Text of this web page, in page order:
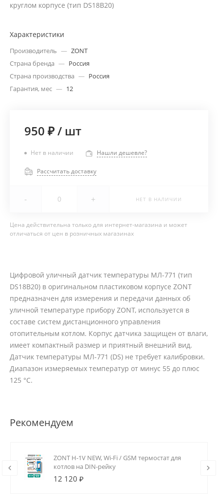
круглом корпусе (тип DS18B20)
Характеристики
Производитель — ZONT
Страна бренда — Россия
Страна производства — Россия
Гарантия, мес — 12
950 ₽/ шт
Нет в наличии Нашли дешевле?
Рассчитать доставку
- + НЕТ В НАЛИЧИИ
Цена действительна только для интернет-магазина и может
отличаться от цен в розничных магазинах
Цифровой уличный датчик температуры МЛ-771 (тип
DS18B20) в оригинальном пластиковом корпусе ZONT
предназначен для измерения и передачи данных об
уличной температуре прибору ZONT, используется в
составе систем дистанционного управления
отопительным котлом. Корпус датчика защищен от влаги,
имеет компактный размер и приятный внешний вид.
Датчик температуры МЛ-771 (DS) не требует калибровки.
Диапазон измеряемых температур от минус 55 до плюс
125 °C.
Рекомендуем
ZONT H-1V NEW, Wi-Fi / GSM термостат для
котлов на DIN-рейку
12 120 ₽